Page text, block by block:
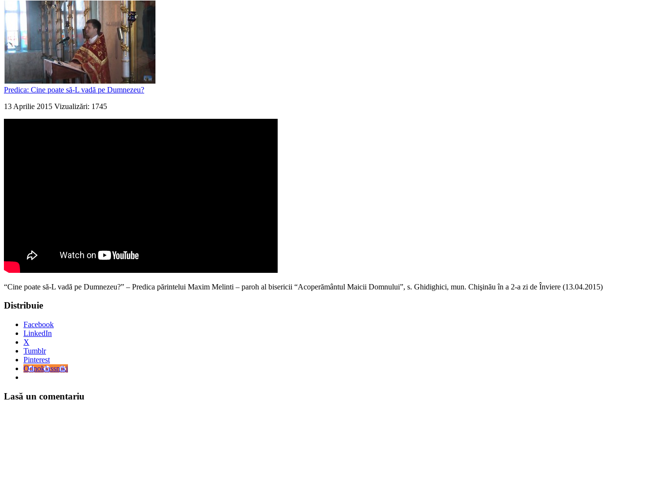
Predica: Cine poate să-L vadă pe Dumnezeu?
13 Aprilie 2015 Vizualizări: 1745
“Cine poate să-L vadă pe Dumnezeu?” – Predica părintelui Maxim Melinti – paroh al bisericii “Acoperământul Maicii Domnului”, s. Ghidighici, mun. Chişinău în a 2-a zi de Înviere (13.04.2015)
Distribuie
Facebook
LinkedIn
X
Tumblr
Pinterest
Odnoklassniki
Lasă un comentariu